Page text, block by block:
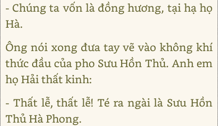
- Chúng ta vốn là đồng hương, tại hạ họ
Hà.
Ông nói xong đưa tay vẽ vào không khí
thức đầu của pho Sưu Hồn Thủ. Anh em
họ Hải thất kinh:
- Thất lễ, thất lễ! Té ra ngài là Sưu Hồn
Thủ Hà Phong.